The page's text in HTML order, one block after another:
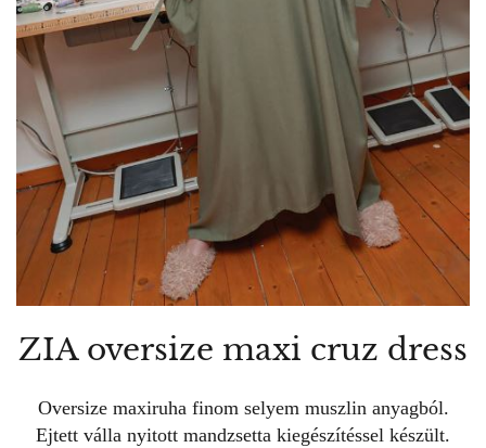
ZIA oversize maxi cruz dress
Oversize maxiruha finom selyem muszlin anyagból.
Ejtett válla nyitott mandzsetta kiegészítéssel készült.